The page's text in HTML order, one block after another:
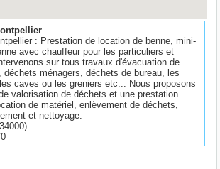
: Prestation de location de benne, mini-
avec chauffeur pour les particuliers et
sur tous travaux d'évacuation de
déchets ménagers, déchets de bureau, les
caves ou les greniers etc... Nous proposons
valorisation de déchets et une prestation
de matériel, enlèvement de déchets,
et nettoyage.
34000)